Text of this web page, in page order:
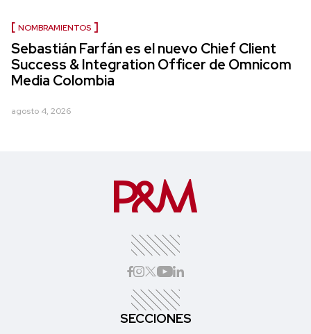
NOMBRAMIENTOS
Sebastián Farfán es el nuevo Chief Client
Success & Integration Officer de Omnicom
Media Colombia
agosto 4, 2026
SECCIONES